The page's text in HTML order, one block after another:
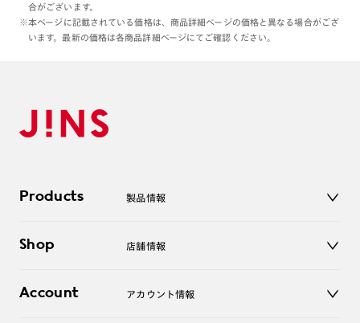
合がございます。
※本ページに記載されている価格は、商品詳細ページの価格と異なる場合がござ
います。最新の価格は各商品詳細ページにてご確認ください。
Products 製品情報
サングラス
コンタクトレンズ
Shop 店舗情報
オンラインショップ
Account アカウント情報